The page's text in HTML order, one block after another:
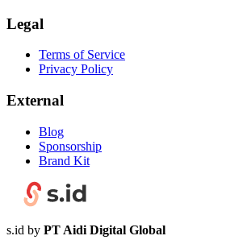
Legal
Terms of Service
Privacy Policy
External
Blog
Sponsorship
Brand Kit
s.id by PT Aidi Digital Global